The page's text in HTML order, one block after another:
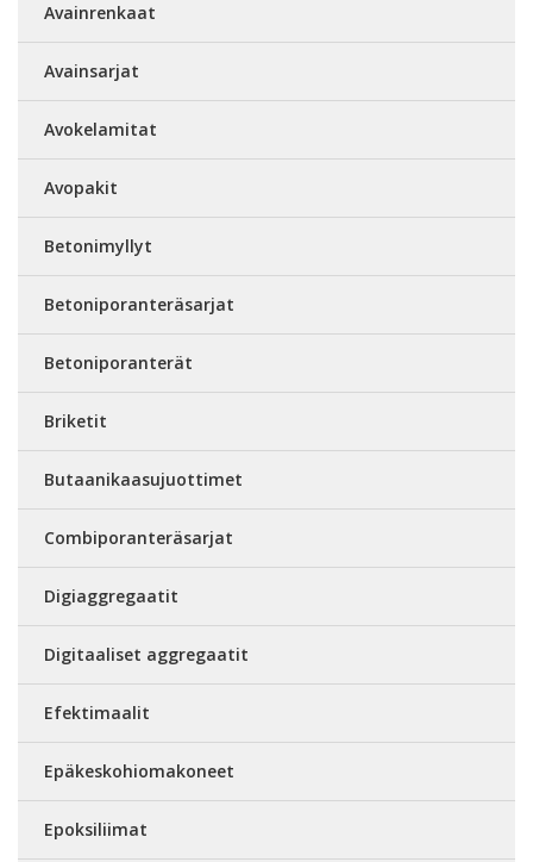
Avainrenkaat
Avainsarjat
Avokelamitat
Avopakit
Betonimyllyt
Betoniporanteräsarjat
Betoniporanterät
Briketit
Butaanikaasujuottimet
Combiporanteräsarjat
Digiaggregaatit
Digitaaliset aggregaatit
Efektimaalit
Epäkeskohiomakoneet
Epoksiliimat